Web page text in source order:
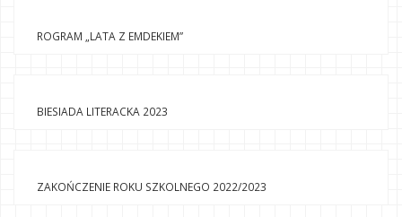
ROGRAM „LATA Z EMDEKIEM”
BIESIADA LITERACKA 2023
ZAKOŃCZENIE ROKU SZKOLNEGO 2022/2023